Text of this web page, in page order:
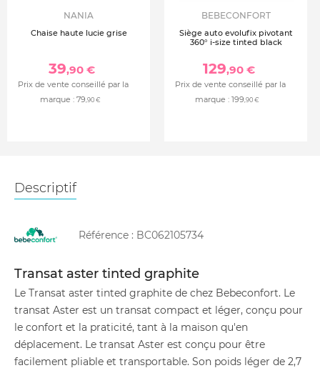
NANIA
Chaise haute lucie grise
39,90 €
Prix de vente conseillé par la
marque : 79,90 €
BEBECONFORT
Siège auto evolufix pivotant
360° i-size tinted black
129,90 €
Prix de vente conseillé par la
marque : 199,90 €
Descriptif
Référence : BC062105734
Transat aster tinted graphite
Le Transat aster tinted graphite de chez Bebeconfort. Le
transat Aster est un transat compact et léger, conçu pour
le confort et la praticité, tant à la maison qu'en
déplacement. Le transat Aster est conçu pour être
facilement pliable et transportable. Son poids léger de 2,7